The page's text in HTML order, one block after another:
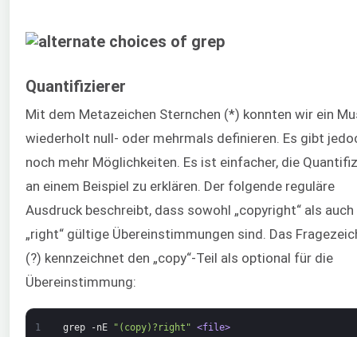
Quantifizierer
Mit dem Metazeichen Sternchen (*) konnten wir ein
wiederholt null- oder mehrmals definieren. Es gibt
noch mehr Möglichkeiten. Es ist einfacher, die
an einem Beispiel zu erklären. Der folgende reguläre
Ausdruck beschreibt, dass sowohl „copyright“ als auch
„right“ gültige Übereinstimmungen sind. Das
(?) kennzeichnet den „copy“-Teil als optional für die
Übereinstimmung:
1 grep -nE "(copy)?right" <file>